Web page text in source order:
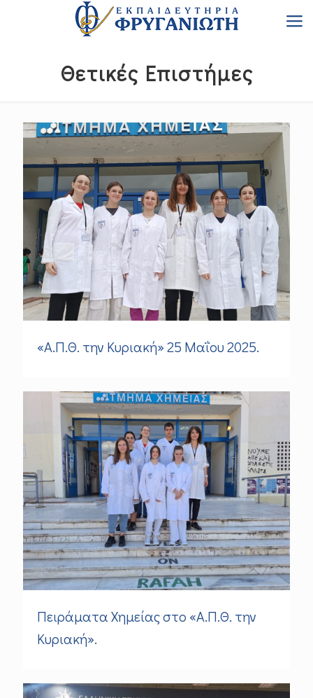
Θετικές Επιστήμες
«Α.Π.Θ. την Κυριακή» 25 Μαΐου 2025.
Πειράματα Χημείας στο «Α.Π.Θ. την
Κυριακή».